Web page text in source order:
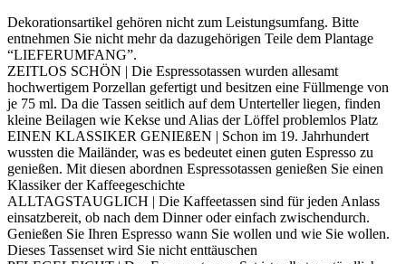
Dekorationsartikel gehören nicht zum Leistungsumfang. Bitte
entnehmen Sie nicht mehr da dazugehörigen Teile dem Plantage
“LIEFERUMFANG”.
ZEITLOS SCHÖN | Die Espressotassen wurden allesamt
hochwertigem Porzellan gefertigt und besitzen eine Füllmenge von
je 75 ml. Da die Tassen seitlich auf dem Unterteller liegen, finden
kleine Beilagen wie Kekse und Alias der Löffel problemlos Platz
EINEN KLASSIKER GENIEßEN | Schon im 19. Jahrhundert
wussten die Mailänder, was es bedeutet einen guten Espresso zu
genießen. Mit diesen abordnen Espressotassen genießen Sie einen
Klassiker der Kaffeegeschichte
ALLTAGSTAUGLICH | Die Kaffeetassen sind für jeden Anlass
einsatzbereit, ob nach dem Dinner oder einfach zwischendurch.
Genießen Sie Ihren Espresso wann Sie wollen und wie Sie wollen.
Dieses Tassenset wird Sie nicht enttäuschen